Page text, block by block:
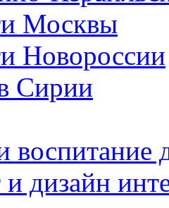
Москвы
Новороссии
Сирии
воспитание
дизайн